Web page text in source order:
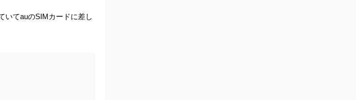
いてauのSIMカードに差し